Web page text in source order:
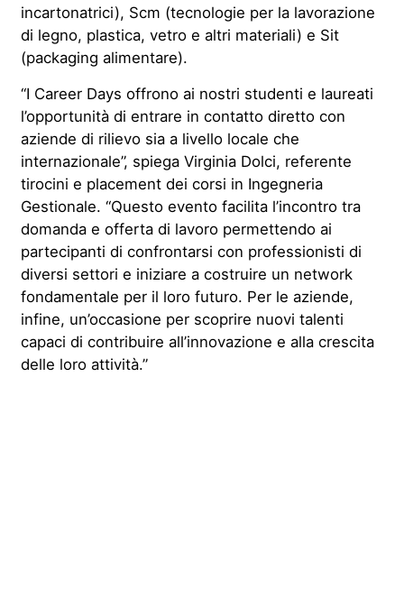
incartonatrici), Scm (tecnologie per la lavorazione
di legno, plastica, vetro e altri materiali) e Sit
(packaging alimentare).
“I Career Days offrono ai nostri studenti e laureati
l’opportunità di entrare in contatto diretto con
aziende di rilievo sia a livello locale che
internazionale”, spiega Virginia Dolci, referente
tirocini e placement dei corsi in Ingegneria
Gestionale. “Questo evento facilita l’incontro tra
domanda e offerta di lavoro permettendo ai
partecipanti di confrontarsi con professionisti di
diversi settori e iniziare a costruire un network
fondamentale per il loro futuro. Per le aziende,
infine, un’occasione per scoprire nuovi talenti
capaci di contribuire all’innovazione e alla crescita
delle loro attività.”